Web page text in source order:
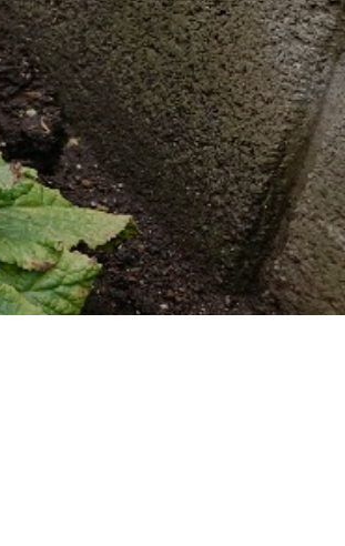
よこはまグッドバランス企業
採用を知る